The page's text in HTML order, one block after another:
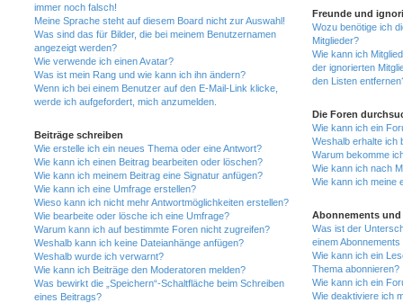
immer noch falsch!
Meine Sprache steht auf diesem Board nicht zur Auswahl!
Was sind das für Bilder, die bei meinem Benutzernamen
angezeigt werden?
Wie verwende ich einen Avatar?
Was ist mein Rang und wie kann ich ihn ändern?
Wenn ich bei einem Benutzer auf den E-Mail-Link klicke,
werde ich aufgefordert, mich anzumelden.
Beiträge schreiben
Wie erstelle ich ein neues Thema oder eine Antwort?
Wie kann ich einen Beitrag bearbeiten oder löschen?
Wie kann ich meinem Beitrag eine Signatur anfügen?
Wie kann ich eine Umfrage erstellen?
Wieso kann ich nicht mehr Antwortmöglichkeiten erstellen?
Wie bearbeite oder lösche ich eine Umfrage?
Warum kann ich auf bestimmte Foren nicht zugreifen?
Weshalb kann ich keine Dateianhänge anfügen?
Weshalb wurde ich verwarnt?
Wie kann ich Beiträge den Moderatoren melden?
Was bewirkt die „Speichern“-Schaltfläche beim Schreiben
eines Beitrags?
Freunde und
Wozu benötige ich
Mitglieder?
Wie kann ich
der ignorierten
den Listen
Die Foren
Wie kann ich ein
Weshalb erhalte ich
Warum bekomme
Wie kann ich nach
Wie kann ich meine
Abonnements und
Was ist der
einem
Wie kann ich ein
Thema abonnieren?
Wie kann ich ein
Wie deaktiviere ich